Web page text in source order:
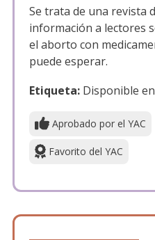
Se trata de una revista
información a lectores
el aborto con
puede esperar.
Etiqueta: Disponible
Aprobado por el YAC
Favorito del YAC